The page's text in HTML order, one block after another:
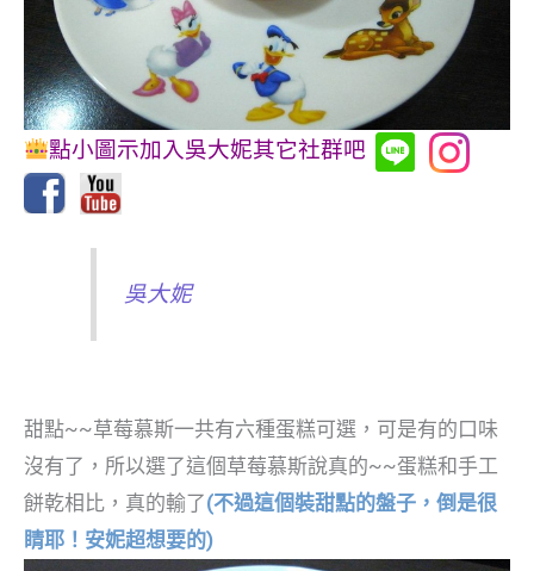
點小圖示加入吳大妮其它社群吧
吳大妮
甜點~~草莓慕斯一共有六種蛋糕可選，可是有的口味
沒有了，所以選了這個草莓慕斯說真的~~蛋糕和手工
餅乾相比，真的輸了(不過這個裝甜點的盤子，倒是很
睛耶！安妮超想要的)